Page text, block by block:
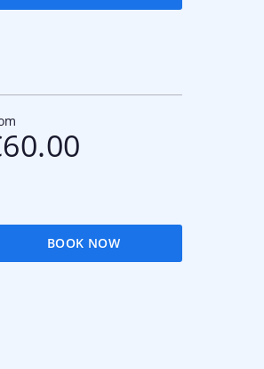
BOOK NOW